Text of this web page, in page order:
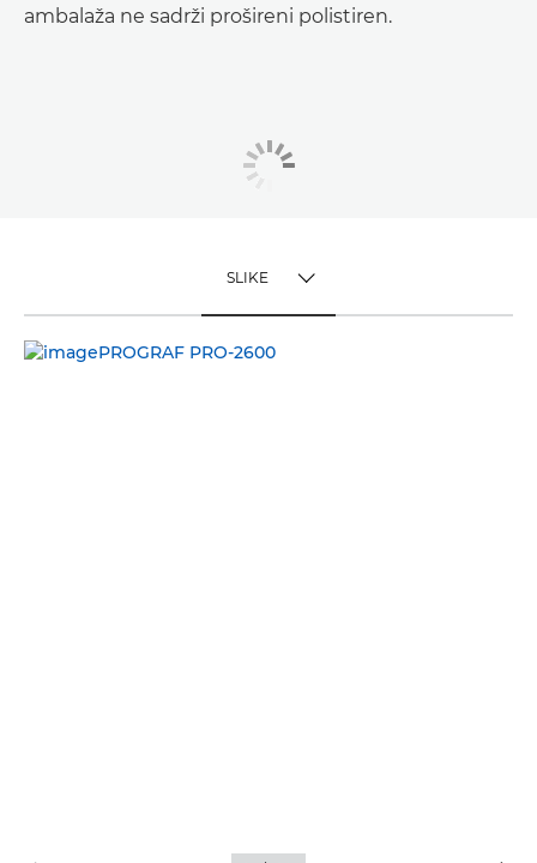
ambalaža ne sadrži prošireni polistiren.
SLIKE
SLIKE